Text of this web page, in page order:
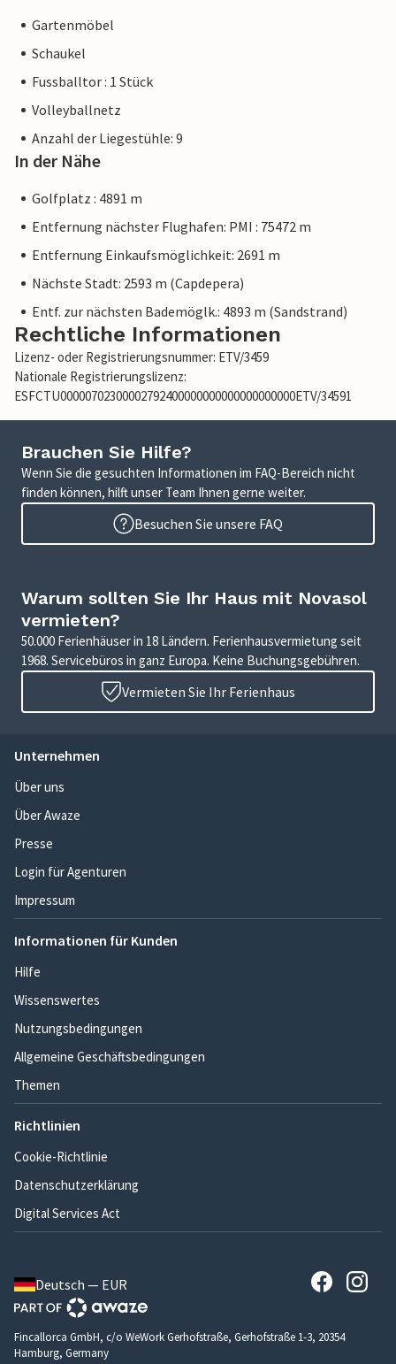
Gartenmöbel
Schaukel
Fussballtor : 1 Stück
Volleyballnetz
Anzahl der Liegestühle: 9
In der Nähe
Golfplatz : 4891 m
Entfernung nächster Flughafen: PMI : 75472 m
Entfernung Einkaufsmöglichkeit: 2691 m
Nächste Stadt: 2593 m (Capdepera)
Entf. zur nächsten Bademöglk.: 4893 m (Sandstrand)
Rechtliche Informationen
Lizenz- oder Registrierungsnummer: ETV/3459
Nationale Registrierungslizenz:
ESFCTU00000702300002792400000000000000000000ETV/34591
Brauchen Sie Hilfe?
Wenn Sie die gesuchten Informationen im FAQ-Bereich nicht
finden können, hilft unser Team Ihnen gerne weiter.
Besuchen Sie unsere FAQ
Warum sollten Sie Ihr Haus mit Novasol
vermieten?
50.000 Ferienhäuser in 18 Ländern. Ferienhausvermietung seit
1968. Servicebüros in ganz Europa. Keine Buchungsgebühren.
Vermieten Sie Ihr Ferienhaus
Unternehmen
Über uns
Über Awaze
Presse
Login für Agenturen
Impressum
Informationen für Kunden
Hilfe
Wissenswertes
Nutzungsbedingungen
Allgemeine Geschäftsbedingungen
Themen
Richtlinien
Cookie-Richtlinie
Datenschutzerklärung
Digital Services Act
Deutsch — EUR
Fincallorca GmbH, c/o WeWork Gerhofstraße, Gerhofstraße 1-3, 20354
Hamburg, Germany